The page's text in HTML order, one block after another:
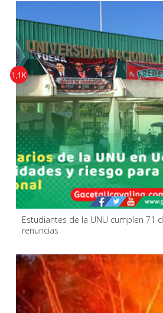
Estudiantes de la UNU cumplen 71
renuncias
1,1K